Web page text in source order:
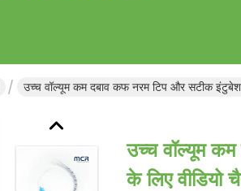
उच्च वॉल्यूम कम दबाव कफ नरम टिप और सटीक
उच्च वॉल्यूम
के लिए